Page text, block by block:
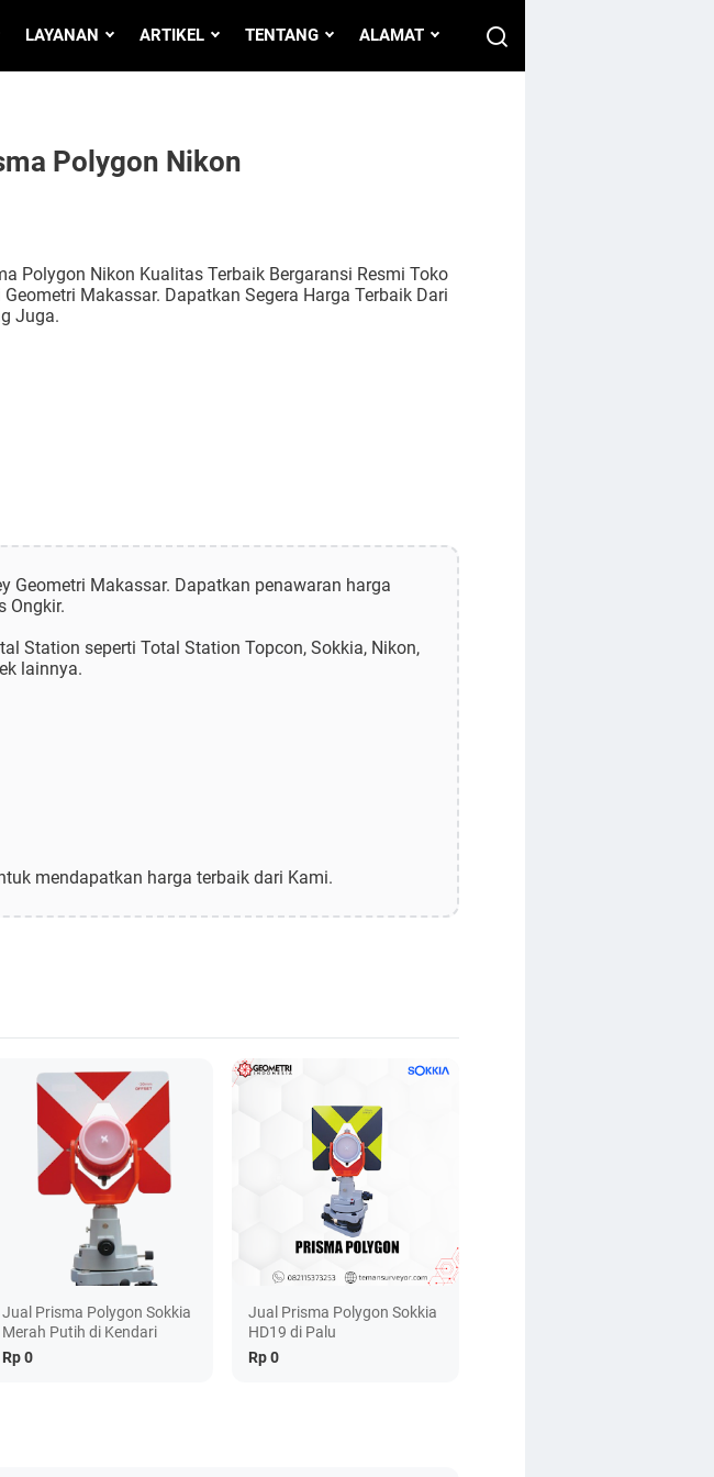
LAYANAN ARTIKEL TENTANG ALAMAT
Polygon Nikon
Polygon Nikon Kualitas Terbaik Bergaransi Resmi Toko
Geometri Makassar. Dapatkan Segera Harga Terbaik Dari
Juga.
Geometri Makassar. Dapatkan penawaran harga
Ongkir.
Station seperti Total Station Topcon, Sokkia, Nikon,
lainnya.
mendapatkan harga terbaik dari Kami.
Jual Prisma Polygon Sokkia
Merah Putih di Kendari
Rp 0
Jual Prisma Polygon Sokkia
HD19 di Palu
Rp 0